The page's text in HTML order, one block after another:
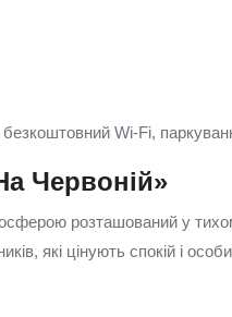
Wi‑Fi,
Червоній»
розташований у
які цінують спокій і